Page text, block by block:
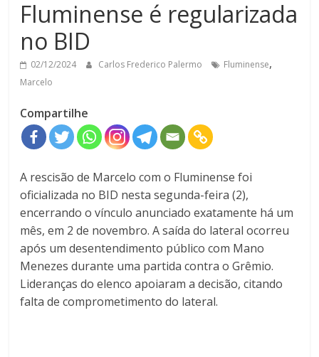
Fluminense é regularizada
no BID
02/12/2024 Carlos Frederico Palermo Fluminense,
Marcelo
Compartilhe
A rescisão de Marcelo com o Fluminense foi
oficializada no BID nesta segunda-feira (2),
encerrando o vínculo anunciado exatamente há um
mês, em 2 de novembro. A saída do lateral ocorreu
após um desentendimento público com Mano
Menezes durante uma partida contra o Grêmio.
Lideranças do elenco apoiaram a decisão, citando
falta de comprometimento do lateral.